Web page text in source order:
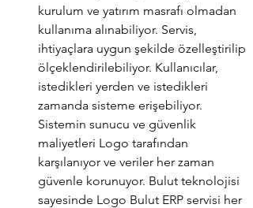
kurulum ve yatırım masrafı olmadan
kullanıma alınabiliyor. Servis,
ihtiyaçlara uygun şekilde özelleştirilip
ölçeklendirilebiliyor. Kullanıcılar,
istedikleri yerden ve istedikleri
zamanda sisteme erişebiliyor.
Sistemin sunucu ve güvenlik
maliyetleri Logo tarafından
karşılanıyor ve veriler her zaman
güvenle korunuyor. Bulut teknolojisi
sayesinde Logo Bulut ERP servisi her